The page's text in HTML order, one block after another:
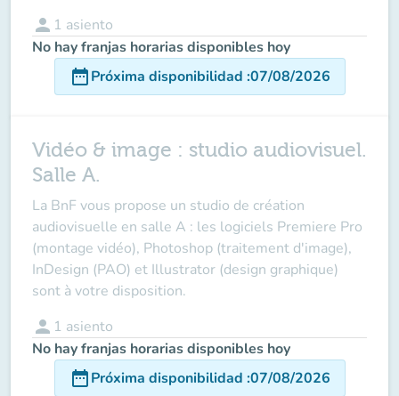
person 1 asiento
No hay franjas horarias disponibles hoy
date_rangePróxima disponibilidad :07/08/2026
Vidéo & image : studio audiovisuel.
Salle A.
La BnF vous propose un studio de création
audiovisuelle en salle A : les logiciels Premiere Pro
(montage vidéo), Photoshop (traitement d'image),
InDesign (PAO) et Illustrator (design graphique)
sont à votre disposition.
person 1 asiento
No hay franjas horarias disponibles hoy
date_rangePróxima disponibilidad :07/08/2026